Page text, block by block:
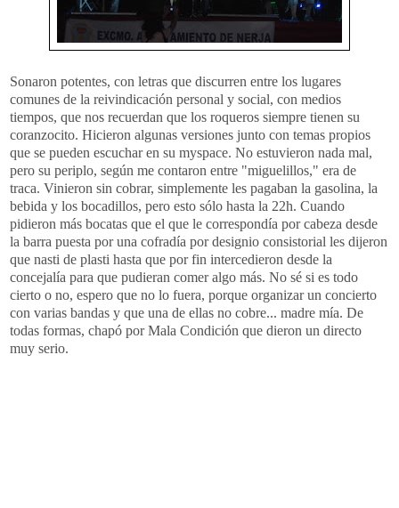
Sonaron potentes, con letras que discurren entre los lugares
comunes de la reivindicación personal y social, con medios
tiempos, que nos recuerdan que los roqueros siempre tienen su
coranzocito. Hicieron algunas versiones junto con temas propios
que se pueden escuchar en su myspace. No estuvieron nada mal,
pero su periplo, según me contaron entre "miguelillos," era de
traca. Vinieron sin cobrar, simplemente les pagaban la gasolina, la
bebida y los bocadillos, pero esto sólo hasta la 22h. Cuando
pidieron más bocatas que el que le correspondía por cabeza desde
la barra puesta por una cofradía por designio consistorial les dijeron
que nasti de plasti hasta que por fin intercedieron desde la
concejalía para que pudieran comer algo más. No sé si es todo
cierto o no, espero que no lo fuera, porque organizar un concierto
con varias bandas y que una de ellas no cobre... madre mía. De
todas formas, chapó por Mala Condición que dieron un directo
muy serio.